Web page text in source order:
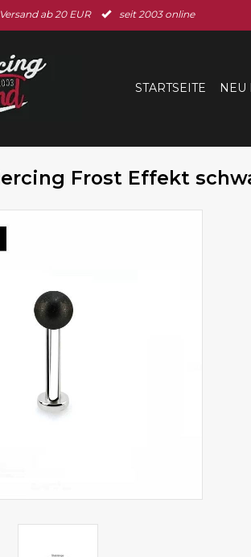
ab 20 EUR seit 2003 online
STARTSEITE NEU
Frost Effekt